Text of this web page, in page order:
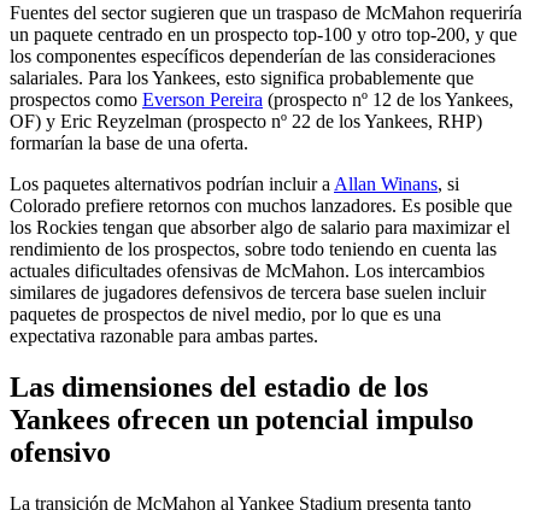
Fuentes del sector sugieren que un traspaso de McMahon requeriría
un paquete centrado en un prospecto top-100 y otro top-200, y que
los componentes específicos dependerían de las consideraciones
salariales. Para los Yankees, esto significa probablemente que
prospectos como Everson Pereira (prospecto nº 12 de los Yankees,
OF) y Eric Reyzelman (prospecto nº 22 de los Yankees, RHP)
formarían la base de una oferta.
Los paquetes alternativos podrían incluir a Allan Winans, si
Colorado prefiere retornos con muchos lanzadores. Es posible que
los Rockies tengan que absorber algo de salario para maximizar el
rendimiento de los prospectos, sobre todo teniendo en cuenta las
actuales dificultades ofensivas de McMahon. Los intercambios
similares de jugadores defensivos de tercera base suelen incluir
paquetes de prospectos de nivel medio, por lo que es una
expectativa razonable para ambas partes.
Las dimensiones del estadio de los
Yankees ofrecen un potencial impulso
ofensivo
La transición de McMahon al Yankee Stadium presenta tanto